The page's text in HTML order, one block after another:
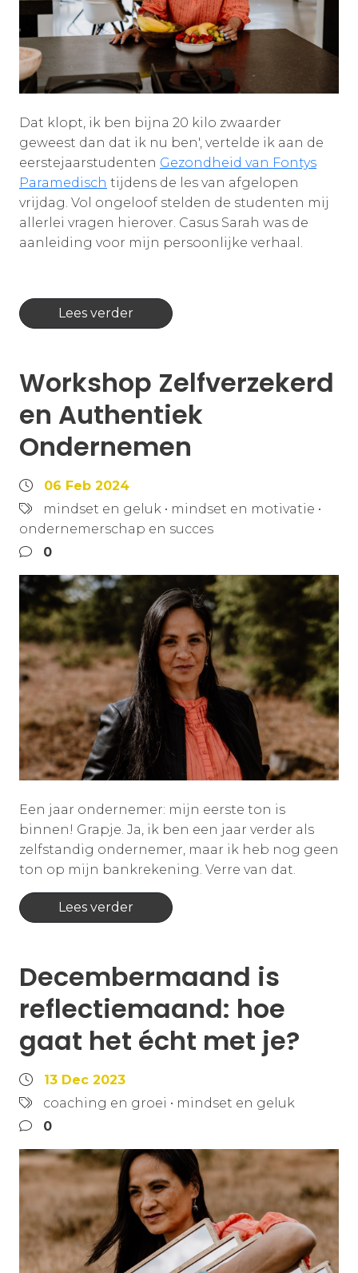
Dat klopt, ik ben bijna 20 kilo zwaarder
geweest dan dat ik nu ben', vertelde ik aan de
eerstejaarstudenten Gezondheid van Fontys
Paramedisch tijdens de les van afgelopen
vrijdag. Vol ongeloof stelden de studenten mij
allerlei vragen hierover. Casus Sarah was de
aanleiding voor mijn persoonlijke verhaal.
Lees verder
Workshop Zelfverzekerd
en Authentiek
Ondernemen
06 Feb 2024
mindset en geluk • mindset en motivatie •
ondernemerschap en succes
0
Een jaar ondernemer: mijn eerste ton is
binnen! Grapje. Ja, ik ben een jaar verder als
zelfstandig ondernemer, maar ik heb nog geen
ton op mijn bankrekening. Verre van dat.
Lees verder
Decembermaand is
reflectiemaand: hoe
gaat het écht met je?
13 Dec 2023
coaching en groei • mindset en geluk
0